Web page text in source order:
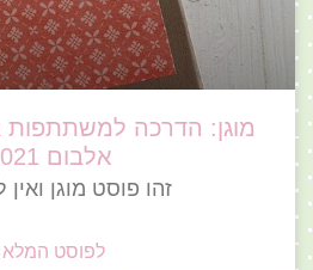
מוגן: הדרכה למשתתפות
אלבום 2021"
זהו פוסט מוגן ואין
לפוסט המלא